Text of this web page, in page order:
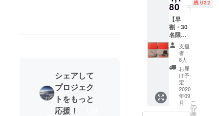
シェアして
プロジェク
トをもっと
応援！
多くの人に
感動と驚き
のをお届け
するため
に、日々商
品アイデア
の開発と探
求をしてお
ります。
80 円
残り22
【早
割・30
名限
定・
25％OF
MacBo
okケー
ス × 1個
(定価
5,580
支援
者：
8人
お届
け予
定：
2020
年09
月
こ
の
リ